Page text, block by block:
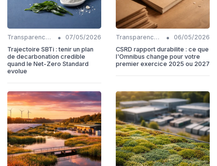
Transparence et reporting •
07/05/2026
Trajectoire SBTi : tenir un plan
de decarbonation credible
quand le Net-Zero Standard
evolue
Transparence et reporting •
06/05/2026
CSRD rapport durabilite : ce que
l'Omnibus change pour votre
premier exercice 2025 ou 2027